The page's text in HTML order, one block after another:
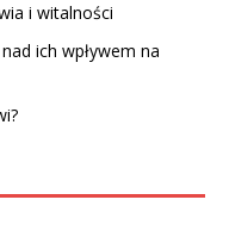
i witalności
ich wpływem na